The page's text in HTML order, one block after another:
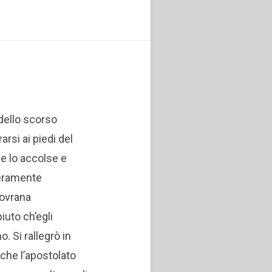
scorso
ai piedi del
lo accolse e
ch’egli
Si rallegrò in
l’apostolato